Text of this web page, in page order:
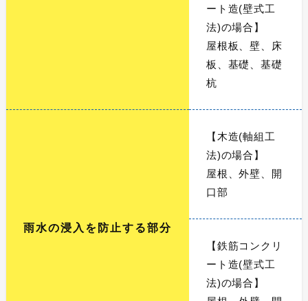
ート造(壁式工
法)の場合】
屋根板、壁、床
板、基礎、基礎
杭
雨水の浸入を防止する部分
【木造(軸組工
法)の場合】
屋根、外壁、開
口部
【鉄筋コンクリ
ート造(壁式工
法)の場合】